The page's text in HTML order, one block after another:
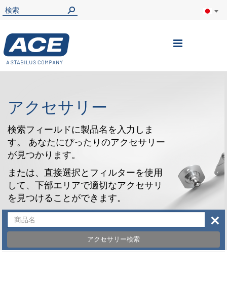
ナ
アクセサリー
検索フィールドに製品名を入力しま
す。 あなたにぴったりのアクセサリー
が見つかります。
または、直接選択とフィルターを使用
して、下部エリアで適切なアクセサリ
を見つけることができます。
アクセサリー検索
×